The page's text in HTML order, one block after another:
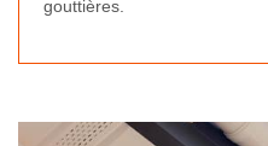
gouttières.